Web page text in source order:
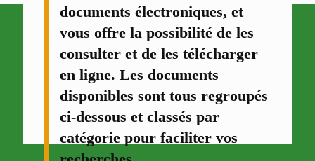
documents électroniques, et
vous offre la possibilité de les
consulter et de les télécharger
en ligne. Les documents
disponibles sont tous regroupés
ci-dessous et classés par
catégorie pour faciliter vos